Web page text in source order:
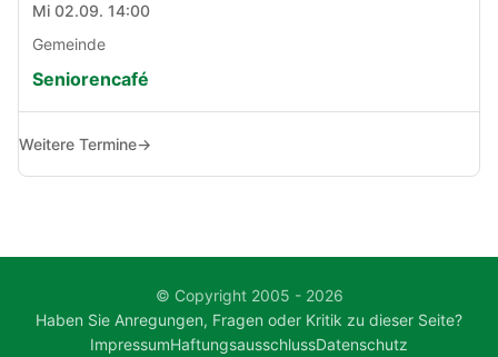
Mi 02.09. 14:00
Gemeinde
Seniorencafé
Weitere Termine→
© Copyright 2005 - 2026
Haben Sie Anregungen, Fragen oder Kritik zu dieser Seite?
ImpressumHaftungsausschlussDatenschutz